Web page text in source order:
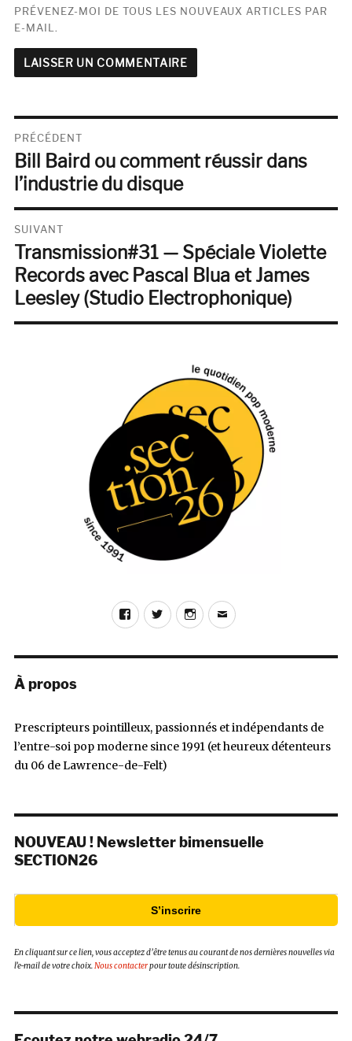
PRÉVENEZ-MOI DE TOUS LES NOUVEAUX ARTICLES PAR
E-MAIL.
Navigation
de
l’article
PRÉCÉDENT
Publication
précédente :
Bill Baird ou comment réussir dans
l’industrie du disque
SUIVANT
Publication
suivante :
Transmission#31 — Spéciale Violette
Records avec Pascal Blua et James
Leesley (Studio Electrophonique)
FacebookTwitterInstagram
E-
À propos
Prescripteurs pointilleux, passionnés et indépendants de
l’entre-soi pop moderne since 1991 (et heureux détenteurs
du 06 de Lawrence-de-Felt)
NOUVEAU ! Newsletter bimensuelle
SECTION26
S’inscrire
En cliquant sur ce lien, vous acceptez d’être tenus au courant de nos dernières nouvelles via
l’e-mail de votre choix.Nous contacterpour toute désinscription.